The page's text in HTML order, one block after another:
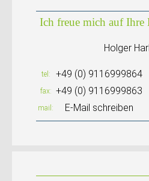
Ich freue mich auf Ihre
Holger
tel +49 (0) 9116999864
fax +49 (0) 9116999863
mail E-Mail schreiben